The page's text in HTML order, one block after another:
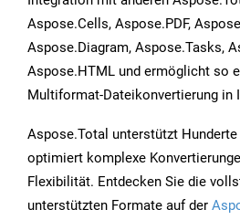
Aspose.Cells, Aspose.PDF,
Aspose.Diagram, Aspose.Tasks,
Aspose.HTML und ermöglicht so
Multiformat-Dateikonvertierung in
Aspose.Total unterstützt
optimiert komplexe
Flexibilität. Entdecken Sie die
unterstützten Formate auf der